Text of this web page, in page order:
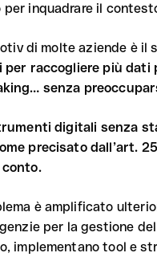
per inquadrare il
di molte aziende è il
raccogliere più dati
senza
digitali senza
precisato dall’art.
è amplificato
per la gestione
implementano tool e